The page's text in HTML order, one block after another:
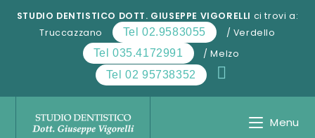
STUDIO DENTISTICO DOTT. GIUSEPPE VIGORELLI ci trovi a:
Truccazzano
Tel 02.9583055
/ Verdello
Tel 035.4172991
/ Melzo
Tel 02 95738352
Menu